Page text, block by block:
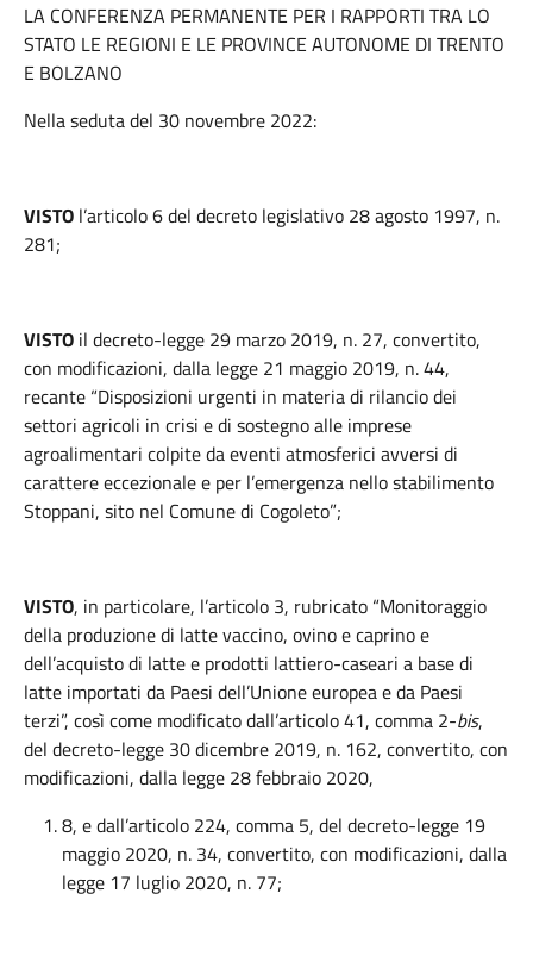
LA CONFERENZA PERMANENTE PER I RAPPORTI TRA LO
STATO LE REGIONI E LE PROVINCE AUTONOME DI TRENTO
E BOLZANO
Nella seduta del 30 novembre 2022:
VISTO l’articolo 6 del decreto legislativo 28 agosto 1997, n.
281;
VISTO il decreto-legge 29 marzo 2019, n. 27, convertito,
con modificazioni, dalla legge 21 maggio 2019, n. 44,
recante “Disposizioni urgenti in materia di rilancio dei
settori agricoli in crisi e di sostegno alle imprese
agroalimentari colpite da eventi atmosferici avversi di
carattere eccezionale e per l’emergenza nello stabilimento
Stoppani, sito nel Comune di Cogoleto”;
VISTO, in particolare, l’articolo 3, rubricato “Monitoraggio
della produzione di latte vaccino, ovino e caprino e
dell’acquisto di latte e prodotti lattiero-caseari a base di
latte importati da Paesi dell’Unione europea e da Paesi
terzi”, così come modificato dall’articolo 41, comma 2-bis,
del decreto-legge 30 dicembre 2019, n. 162, convertito, con
modificazioni, dalla legge 28 febbraio 2020,
8, e dall’articolo 224, comma 5, del decreto-legge 19
maggio 2020, n. 34, convertito, con modificazioni, dalla
legge 17 luglio 2020, n. 77;